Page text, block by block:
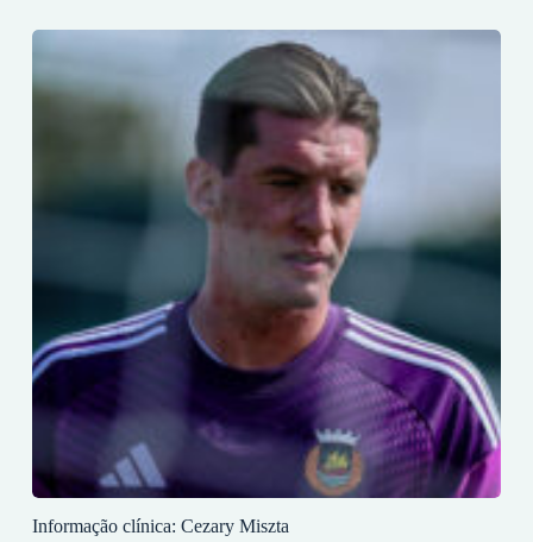
Informação clínica: Cezary Miszta